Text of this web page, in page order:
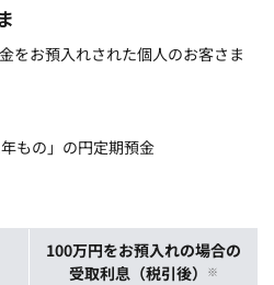
をお預入れされた個人のお客さま
もの」の円定期預金
100万円をお預入れの場合の
受取利息（税引後）
※